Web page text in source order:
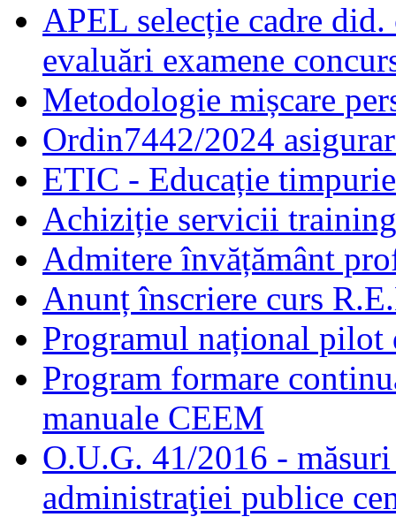
APEL selecție cadre
evaluări examene
Metodologie mișcare
Ordin7442/2024
ETIC - Educație
Achiziție servicii
Admitere învățământ
Anunț înscriere curs
Programul național pilot
Program formare
manuale CEEM
O.U.G. 41/2016 -
administraţiei publice